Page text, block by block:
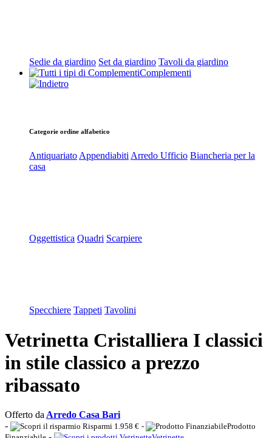
Sedie da giardino Set da giardino Tavoli da giardino
Complementi
Categorie ordine alfabetico
Antiquariato Appendiabiti Arredo Ufficio Biancheria per la
casa
Oggettistica Quadri Scarpiere
Specchiere Tappeti Tavolini
Vetrinetta Cristalliera I classici
in stile classico a prezzo
ribassato
Offerto da Arredo Casa Bari
-
Risparmi 1.958 € -
Prodotto